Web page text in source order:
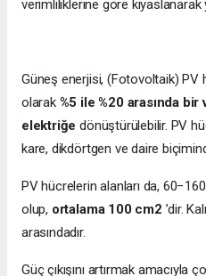
verimliliklerine göre kıyaslanarak
Güneş enerjisi, (Fotovoltaik) PV
olarak %5 ile %20 arasında bir
elektriğedönüştürülebilir. PV
kare, dikdörtgen ve daire
PV hücrelerin alanları da,
olup, ortalama 100 cm2 ’dir.
arasındadır.
Güç çıkışını artırmak amacıyla